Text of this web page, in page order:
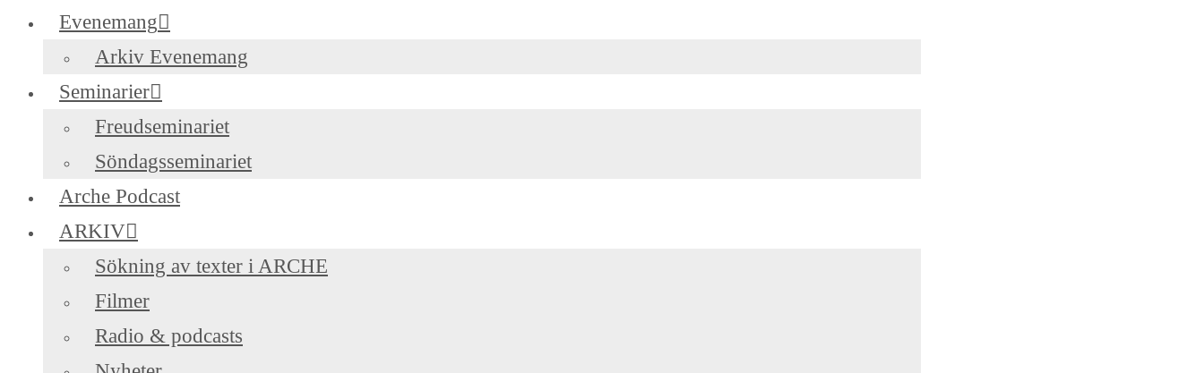
Evenemang
Arkiv Evenemang
Seminarier
Freudseminariet
Söndagsseminariet
Arche Podcast
ARKIV
Sökning av texter i ARCHE
Filmer
Radio & podcasts